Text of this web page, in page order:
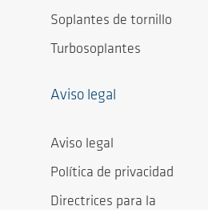
Soplantes de tornillo
Turbosoplantes
Aviso legal
Aviso legal
Política de privacidad
Directrices para la